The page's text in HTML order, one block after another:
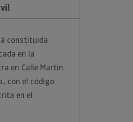
constituida
en la
en Calle Martin
con el código
en el